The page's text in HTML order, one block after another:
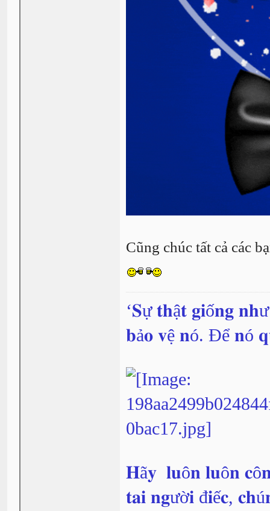
Cũng chúc tất cả các
‘𝐒ự 𝐭𝐡ậ𝐭 𝐠𝐢ố𝐧𝐠
𝐛ả𝐨 𝐯ệ 𝐧ó. Để 𝐧ó
𝐇ã𝐲 𝐥𝐮ô𝐧 𝐥𝐮ô𝐧
𝐭𝐚𝐢 𝐧𝐠ườ𝐢 đ𝐢ế𝐜,